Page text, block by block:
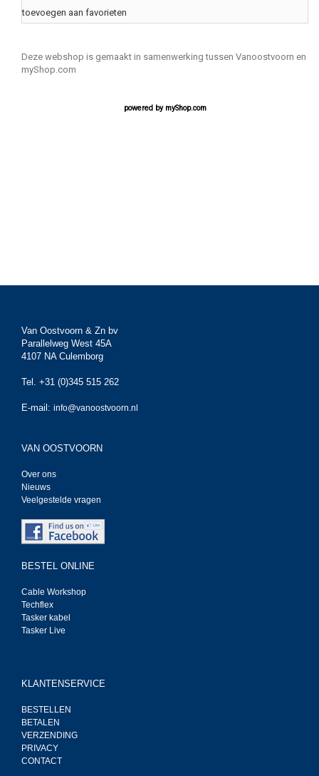
toevoegen aan favorieten
Deze webshop is gemaakt in samenwerking tussen Vanoostvoorn en
myShop.com
powered by myShop.com
Van Oostvoorn & Zn bv
Parallelweg West 45A
4107 NA Culemborg
Tel. +31 (0)345 515 262
E-mail: info@vanoostvoorn.nl
VAN OOSTVOORN
Over ons
Nieuws
Veelgestelde vragen
BESTEL ONLINE
Cable Workshop
Techflex
Tasker kabel
Tasker Live
KLANTENSERVICE
BESTELLEN
BETALEN
VERZENDING
PRIVACY
CONTACT